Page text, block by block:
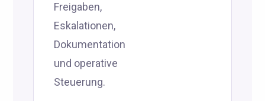
Freigaben,
Eskalationen,
Dokumentation
und operative
Steuerung.